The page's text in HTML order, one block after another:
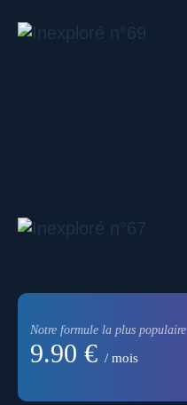
Notre formule la plus populaire
9.90 € / mois